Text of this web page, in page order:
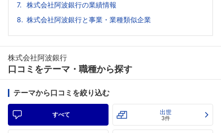
株式会社阿波銀行の業績情報
株式会社阿波銀行と事業・業種類似企業
株式会社阿波銀行
口コミをテーマ・職種から探す
テーマから口コミを絞り込む
すべて 出世
3件